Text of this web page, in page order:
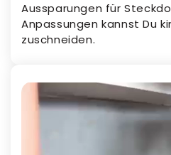
Aussparungen für
Anpassungen kannst Du
zuschneiden.